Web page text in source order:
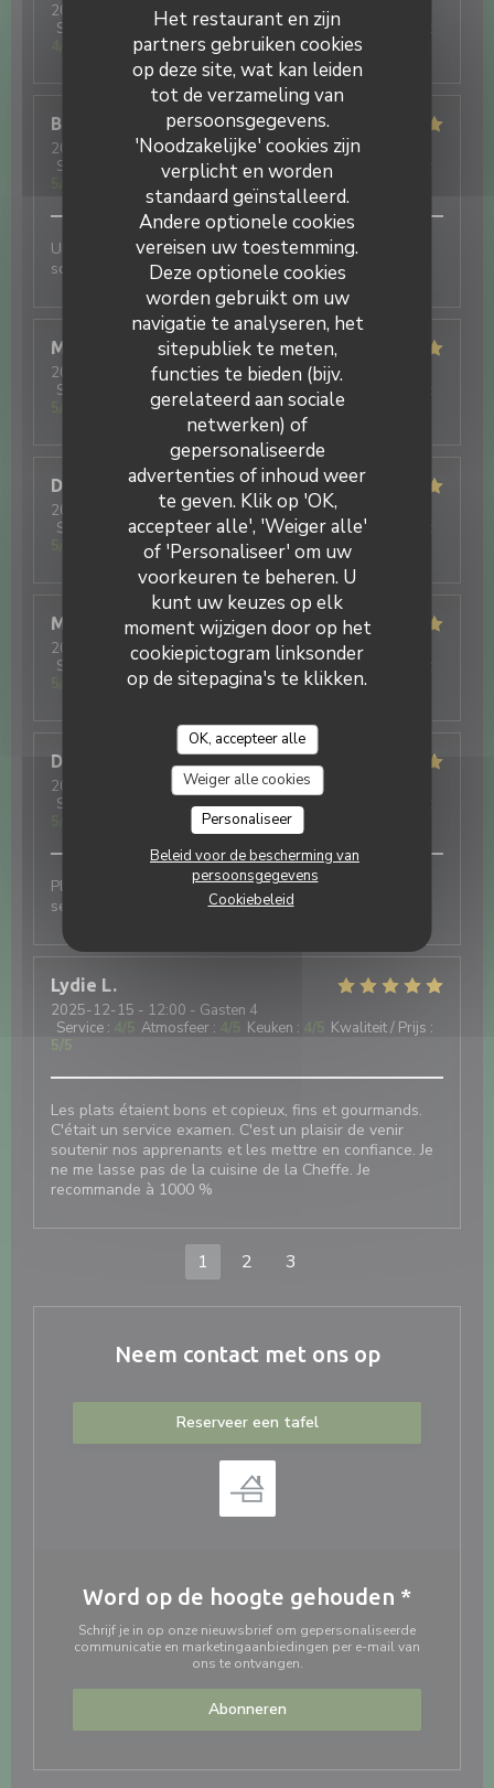
Het restaurant en zijn
partners gebruiken cookies
op deze site, wat kan leiden
tot de verzameling van
persoonsgegevens.
'Noodzakelijke' cookies zijn
verplicht en worden
standaard geïnstalleerd.
Andere optionele cookies
vereisen uw toestemming.
Deze optionele cookies
worden gebruikt om uw
navigatie te analyseren, het
sitepubliek te meten,
functies te bieden (bijv.
gerelateerd aan sociale
netwerken) of
gepersonaliseerde
advertenties of inhoud weer
te geven. Klik op 'OK,
accepteer alle', 'Weiger alle'
of 'Personaliseer' om uw
voorkeuren te beheren. U
kunt uw keuzes op elk
moment wijzigen door op het
cookiepictogram linksonder
op de sitepagina's te klikken.
OK, accepteer alle
Weiger alle cookies
Personaliseer
Beleid voor de bescherming van
persoonsgegevens
Cookiebeleid
2026-03-26
- 12:00 - Gasten 4
Service
Atmosfeer: 5/5 Keuken: 5 /5 Kwaliteit / Prijs
:
Brigitte
2026-03-18 - 12:00 - Gasten 5
Service
Atmosfeer:5/5 Keuken:5/5 Kwaliteit / Prijs
Un accueil chaleureux, des jeunes en devenir fiers et
soucieux d'assurer un service dans les règles de l'art
Marieclaude
C
2026-03-06
- 12:00 - Gasten 4
Service
Atmosfeer /5 Keuken 5 /5 Kwaliteit / Prijs
:
Dominique C
2026-03-04
- 12:00 - Gasten 2
Service
/5 Atmosfeer: 5/5 Keuken:5/5 Kwaliteit / Prijs
:
Marieclaude C
2026-01-09- 12:00 - Gasten 4
Service
/5 Atmosfeer :5/5 Keuken: 5/5 Kwaliteit / Prijs
:
Daniel
2026-01-09
- 12:00 - Gasten 2
Service
Atmosfeer:5/5 Keuken:5
Plats de très bonne qualité, cuisine fine. Très bon
service agréable.
Lydie L
2025-12-15 - 12:00 - Gasten 4
Service : 4/5 Atmosfeer : 4 /5 Keuken : 4/5 Kwaliteit / Prijs :
5/5
Les plats étaient bons et copieux, fins et gourmands.
C'était un service examen. C'est un plaisir de venir
soutenir nos apprenants et les mettre en confiance. Je
ne me lasse pas de la cuisine de la Cheffe. Je
recommande à 1000 %
1 2 3
Neem contact met ons op
Reserveer een tafel
Word op de hoogte gehouden *
Schrijf je in op onze nieuwsbrief om gepersonaliseerde
communicatie en marketingaanbiedingen per e-mail van
ons te ontvangen.
Abonneren
La Tablée d'ISP